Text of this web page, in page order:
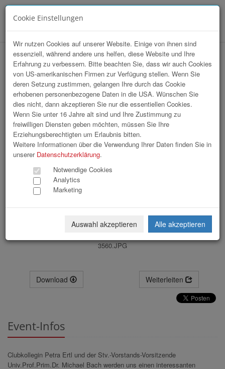
hr-lounge Mitte zu Gast pro mente OÖ
3560.JPG
Download Weiterleiten
Event-Infos
Clubkollegin Petra Ertl und der Stv.-Vorstands-Vorsitzende
Univ.Prof.Prim.Dr. Michael Bach werden uns einen interessanten
Cookie Einstellungen
Wir nutzen Cookies auf unserer Website. Einige von ihnen sind
essenziell, während andere uns helfen, diese Website und Ihre
Erfahrung zu verbessern. Bitte beachten Sie, dass wir auch Cookies
von US-amerikanischen Firmen zur Verfügung stellen. Wenn Sie
deren Setzung zustimmen, gelangen Ihre durch das Cookie
erhobenen personenbezogene Daten in die USA. Wünschen Sie
dies nicht, dann akzeptieren Sie nur die essentiellen Cookies.
Wenn Sie unter 16 Jahre alt sind und Ihre Zustimmung zu
freiwilligen Diensten geben möchten, müssen Sie Ihre
Erziehungsberechtigten um Erlaubnis bitten.
Weitere Informationen über die Verwendung Ihrer Daten finden Sie in
unserer Datenschutzerklärung.
Notwendige Cookies
Analytics
Marketing
Auswahl akzeptieren Alle akzeptieren